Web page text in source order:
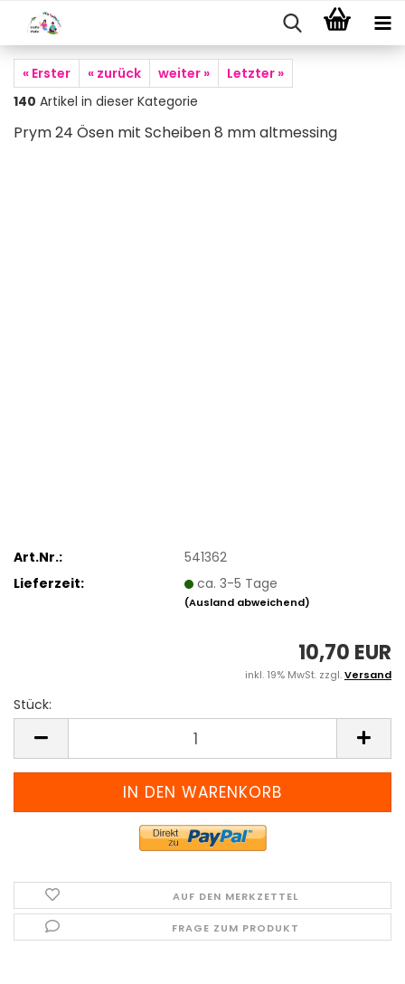
« Erster « zurück weiter »
Letzter »
140 Artikel in dieser Kategorie
Prym 24 Ösen mit Scheiben 8 mm altmessing
Art.Nr.:
541362
Lieferzeit:
ca. 3-5 Tage
(Ausland abweichend)
10,70 EUR
inkl. 19% MwSt. zzgl.Versand
Stück:
AUF DEN MERKZETTEL
FRAGE ZUM PRODUKT